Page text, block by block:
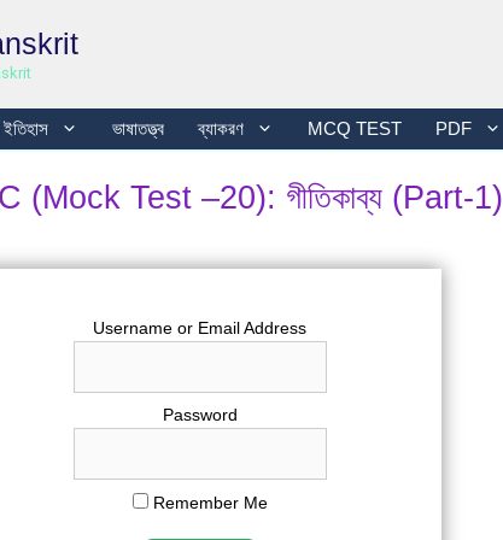
ইতিহাস ভাষাতত্ত্ব ব্যাকরণ MCQ TEST PDF
(Mock Test –20): গীতিকাব্য (Part-1)
Username or Email Address
Password
Remember Me